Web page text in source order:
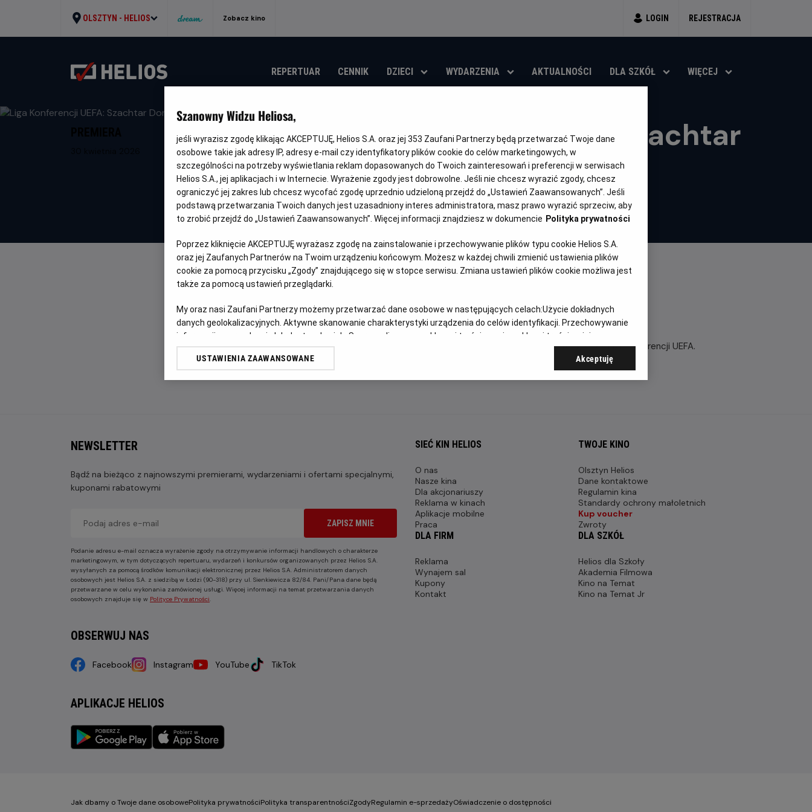
OLSZTYN - HELIOS Zobacz kino LOGIN REJESTRACJA
REPERTUAR CENNIK DZIECI WYDARZENIA AKTUALNOŚCI DLA SZKÓŁ WIĘCEJ
Liga Konferencji UEFA: Szachtar
Donieck - Crystal Palace
Gatunek
SportowyCzas
trwania
150 min
Kraj
i
rok
produkcji
Polska
OBSERWUJ
FILM POLSKI
OPIS FILMU
Transmisja meczu Szachtar Donieck - Crystal Palace w ramach rozgrywek Ligi Konferencji UEFA.
NEWSLETTER
Bądź na bieżąco z najnowszymi premierami, wydarzeniami i ofertami specjalnymi,
kuponami rabatowymi
ZAPISZ MNIE
Podanie adresu e-mail oznacza wyrażenie zgody na otrzymywanie informacji handlowych o charakterze
marketingowym, w tym dotyczących repertuaru, wydarzeń i konkursów organizowanych przez Helios S.A.
wysyłanych za pomocą środków komunikacji elektronicznej przez Helios S.A. Administratorem danych
osobowych jest Helios S.A. z siedzibą w Łodzi (90-318) przy ul. Sienkiewicza 82/84. Pani/Pana dane będą
przetwarzane w celu wykonania zamówionej usługi. Więcej informacji na temat przetwarzania danych
osobowych znajduje się w Polityce Prywatności.
OBSERWUJ NAS
Facebook Instagram YouTube TikTok
APLIKACJE HELIOS
SIEĆ KIN HELIOS
O nas
Nasze kina
Dla akcjonariuszy
Reklama w kinach
Aplikacje mobilne
Praca
TWOJE KINO
Olsztyn Helios
Dane kontaktowe
Regulamin kina
Standardy ochrony małoletnich
Kup voucher
Zwroty
DLA FIRM
Reklama
Wynajem sal
Kupony
Kontakt
DLA SZKÓŁ
Helios dla Szkoły
Akademia Filmowa
Kino na Temat
Kino na Temat Jr
Jak dbamy o Twoje dane osobowePolityka prywatnościPolityka transparentnościZgodyRegulamin e-sprzedażyOświadczenie o dostępności
Szanowny Widzu Heliosa,
jeśli wyrazisz zgodę klikając AKCEPTUJĘ, Helios S.A. oraz jej 353 Zaufani Partnerzy będą przetwarzać Twoje dane
osobowe takie jak adresy IP, adresy e-mail czy identyfikatory plików cookie do celów marketingowych, w
szczególności na potrzeby wyświetlania reklam dopasowanych do Twoich zainteresowań i preferencji w serwisach
Helios S.A., jej aplikacjach i w Internecie. Wyrażenie zgody jest dobrowolne. Jeśli nie chcesz wyrazić zgody, chcesz
ograniczyć jej zakres lub chcesz wycofać zgodę uprzednio udzieloną przejdź do „Ustawień Zaawansowanych”. Jeśli
podstawą przetwarzania Twoich danych jest uzasadniony interes administratora, masz prawo wyrazić sprzeciw, aby
to zrobić przejdź do „Ustawień Zaawansowanych”. Więcej informacji znajdziesz w dokumencie Polityka prywatności
Poprzez kliknięcie AKCEPTUJĘ wyrażasz zgodę na zainstalowanie i przechowywanie plików typu cookie Helios S.A.
oraz jej Zaufanych Partnerów na Twoim urządzeniu końcowym. Możesz w każdej chwili zmienić ustawienia plików
cookie za pomocą przycisku „Zgody” znajdującego się w stopce serwisu. Zmiana ustawień plików cookie możliwa jest
także za pomocą ustawień przeglądarki.
My oraz nasi Zaufani Partnerzy możemy przetwarzać dane osobowe w następujących celach:Użycie dokładnych
danych geolokalizacyjnych. Aktywne skanowanie charakterystyki urządzenia do celów identyfikacji. Przechowywanie
informacji na urządzeniu lub dostęp do nich. Spersonalizowane reklamy i treści, pomiar reklam i treści, opinie
odbiorców i ulepszanie usług.
Lista Zaufanych Partnerów
USTAWIENIA ZAAWANSOWANE Akceptuję